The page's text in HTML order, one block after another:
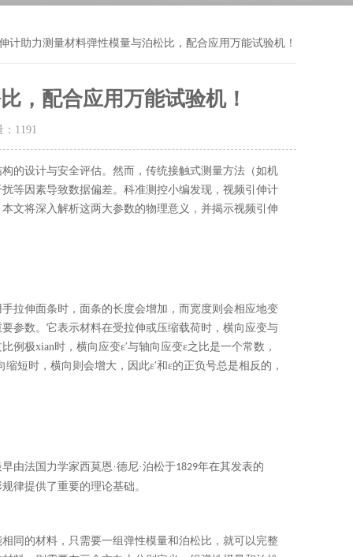
计助力测量材料弹性模量与泊松比，配合应用万能试验机！
，配合应用万能试验机！
1191
的设计与安全评估。然而，传统接触式测量方法（如机
等因素导致数据偏差。科准测控小编发现，视频引伸计
文将深入解析这两大参数的物理意义，并揭示视频引伸
拉伸面条时，面条的长度会增加，而宽度则会相应地变
参数。它表示材料在受拉伸或压缩载荷时，横向应变与
例极xian时，横向应变ε′与轴向应变ε之比是一个常数，
短时，横向则会增大，因此ε′和ε的正负号总是相反的，
由法国力学家西莫恩·德尼·泊松于1829年在其发表的
律提供了重要的理论基础。
同的材料，只需要一组弹性模量和泊松比，就可以完整